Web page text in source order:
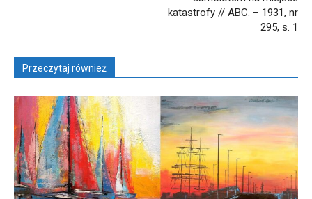
katastrofy // ABC. – 1931, nr
295, s. 1
Przeczytaj również